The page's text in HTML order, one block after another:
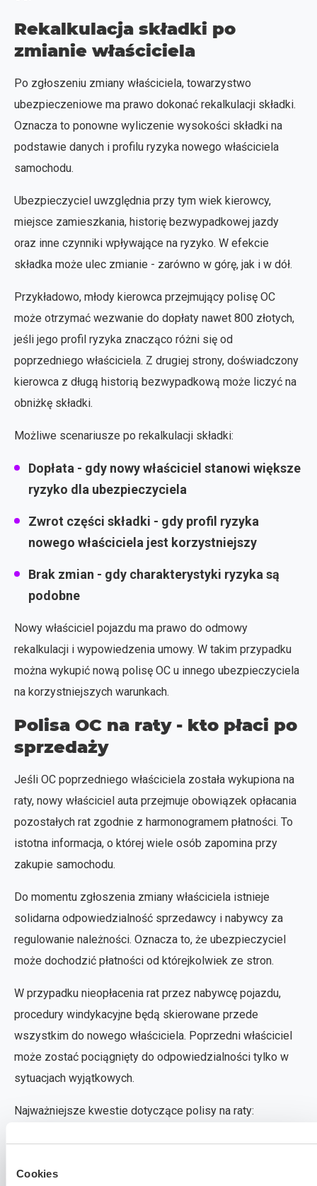
Cookies
Rekalkulacja składki po
zmianie właściciela
Po zgłoszeniu zmiany właściciela, towarzystwo
ubezpieczeniowe ma prawo dokonać rekalkulacji składki.
Oznacza to ponowne wyliczenie wysokości składki na
podstawie danych i profilu ryzyka nowego właściciela
samochodu.
Ubezpieczyciel uwzględnia przy tym wiek kierowcy,
miejsce zamieszkania, historię bezwypadkowej jazdy
oraz inne czynniki wpływające na ryzyko. W efekcie
składka może ulec zmianie - zarówno w górę, jak i w dół.
Przykładowo, młody kierowca przejmujący polisę OC
może otrzymać wezwanie do dopłaty nawet 800 złotych,
jeśli jego profil ryzyka znacząco różni się od
poprzedniego właściciela. Z drugiej strony, doświadczony
kierowca z długą historią bezwypadkową może liczyć na
obniżkę składki.
Możliwe scenariusze po rekalkulacji składki:
Dopłata - gdy nowy właściciel stanowi większe
ryzyko dla ubezpieczyciela
Zwrot części składki - gdy profil ryzyka
nowego właściciela jest korzystniejszy
Brak zmian - gdy charakterystyki ryzyka są
podobne
Nowy właściciel pojazdu ma prawo do odmowy
rekalkulacji i wypowiedzenia umowy. W takim przypadku
można wykupić nową polisę OC u innego ubezpieczyciela
na korzystniejszych warunkach.
Polisa OC na raty - kto płaci po
sprzedaży
Jeśli OC poprzedniego właściciela została wykupiona na
raty, nowy właściciel auta przejmuje obowiązek opłacania
pozostałych rat zgodnie z harmonogramem płatności. To
istotna informacja, o której wiele osób zapomina przy
zakupie samochodu.
Do momentu zgłoszenia zmiany właściciela istnieje
solidarna odpowiedzialność sprzedawcy i nabywcy za
regulowanie należności. Oznacza to, że ubezpieczyciel
może dochodzić płatności od którejkolwiek ze stron.
W przypadku nieopłacenia rat przez nabywcę pojazdu,
procedury windykacyjne będą skierowane przede
wszystkim do nowego właściciela. Poprzedni właściciel
może zostać pociągnięty do odpowiedzialności tylko w
sytuacjach wyjątkowych.
Najważniejsze kwestie dotyczące polisy na raty:
Pozostałe raty przechodzą automatycznie na